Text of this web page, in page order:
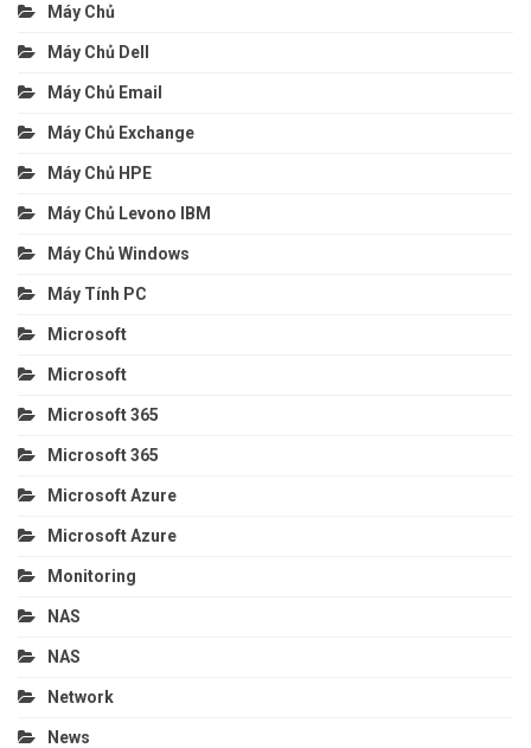
Máy Chủ
Máy Chủ Dell
Máy Chủ Email
Máy Chủ Exchange
Máy Chủ HPE
Máy Chủ Levono IBM
Máy Chủ Windows
Máy Tính PC
Microsoft
Microsoft
Microsoft 365
Microsoft 365
Microsoft Azure
Microsoft Azure
Monitoring
NAS
NAS
Network
News